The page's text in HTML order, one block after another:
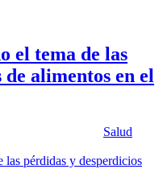
el tema de las
alimentos en el
Salud